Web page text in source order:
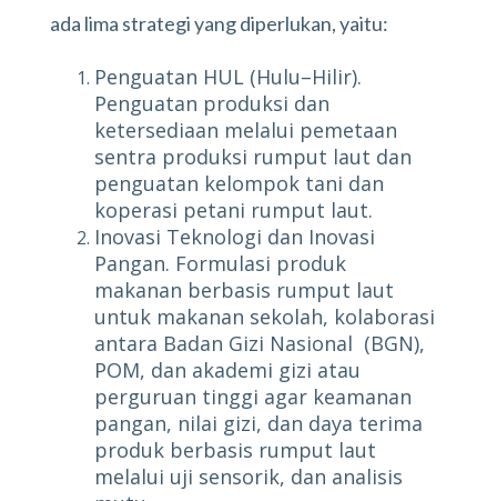
ada lima strategi yang diperlukan, yaitu:
Penguatan HUL (Hulu–Hilir).
Penguatan produksi dan
ketersediaan melalui pemetaan
sentra produksi rumput laut dan
penguatan kelompok tani dan
koperasi petani rumput laut.
Inovasi Teknologi dan Inovasi
Pangan. Formulasi produk
makanan berbasis rumput laut
untuk makanan sekolah, kolaborasi
antara Badan Gizi Nasional (BGN),
POM, dan akademi gizi atau
perguruan tinggi agar keamanan
pangan, nilai gizi, dan daya terima
produk berbasis rumput laut
melalui uji sensorik, dan analisis